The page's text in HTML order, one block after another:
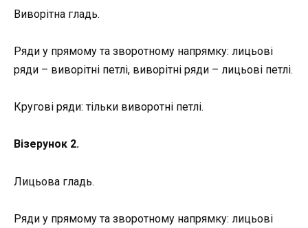
Виворітна гладь.
Ряди у прямому та зворотному напрямку: лицьові
ряди – виворітні петлі, виворітні ряди – лицьові петлі.
Кругові ряди: тільки виворотні петлі.
Візерунок 2.
Лицьова гладь.
Ряди у прямому та зворотному напрямку: лицьові